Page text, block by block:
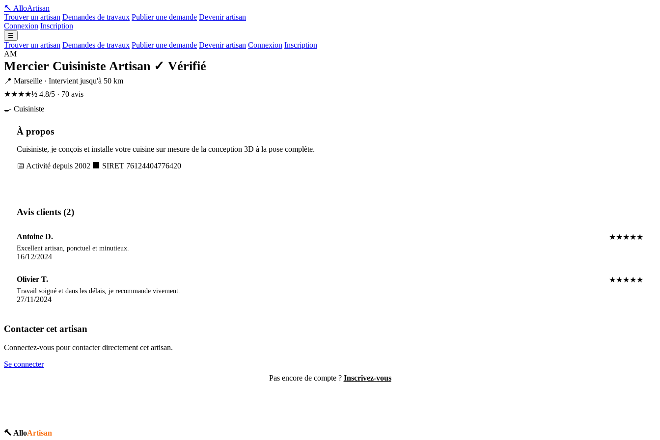
🔨 AlloArtisan
Trouver un artisan Demandes de travaux Publier une demande Devenir artisan
Connexion Inscription
☰
Trouver un artisan Demandes de travaux Publier une demande Devenir artisan Connexion Inscription
AM
Mercier Cuisiniste Artisan ✓ Vérifié
📍 Marseille · Intervient jusqu'à 50 km
★★★★½ 4.8/5 · 70 avis
🍳 Cuisiniste
À propos
Cuisiniste, je conçois et installe votre cuisine sur mesure de la conception 3D à la pose complète.
📅 Activité depuis 2002 🏢 SIRET 76124404776420
Avis clients (2)
Antoine D. ★★★★★
Excellent artisan, ponctuel et minutieux.
16/12/2024
Olivier T. ★★★★★
Travail soigné et dans les délais, je recommande vivement.
27/11/2024
Contacter cet artisan
Connectez-vous pour contacter directement cet artisan.
Se connecter
Pas encore de compte ? Inscrivez-vous
🔨 AlloArtisan